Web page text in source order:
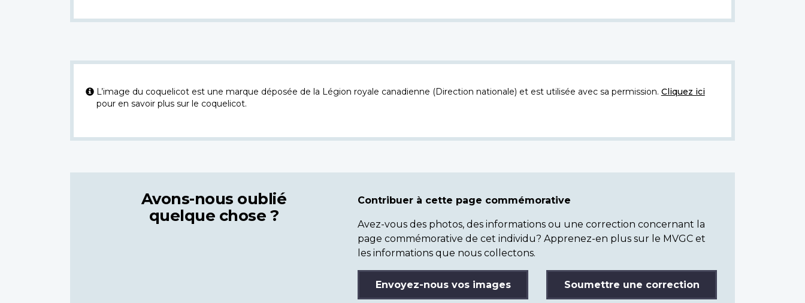
L’image du coquelicot est une marque déposée de la Légion royale canadienne (Direction nationale) et est utilisée avec sa permission. Cliquez ici
pour en savoir plus sur le coquelicot.
Avons-nous oublié
quelque chose ?
Contribuer à cette page commémorative
Avez-vous des photos, des informations ou une correction concernant la
page commémorative de cet individu? Apprenez-en plus sur le MVGC et
les informations que nous collectons.
Envoyez-nous vos images Soumettre une correction